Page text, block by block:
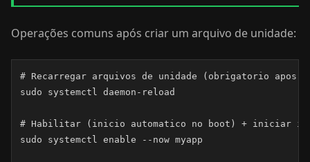
Operações comuns após criar um arquivo de unidade:
# Recarregar arquivos de unidade (obrigatorio apos
sudo systemctl daemon-reload
# Habilitar (inicio automatico no boot) + iniciar
sudo systemctl enable --now myapp